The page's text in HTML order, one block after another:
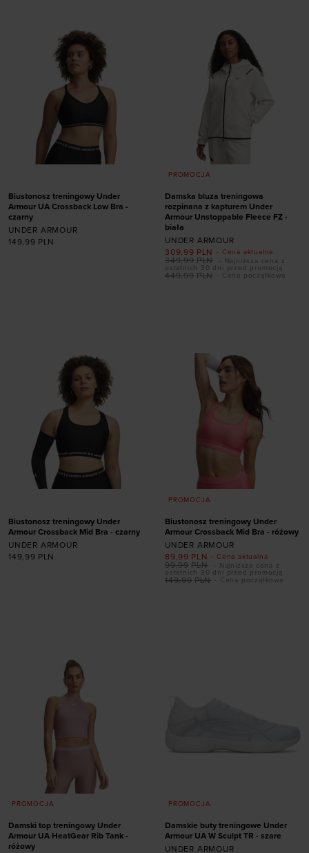
Biustonosz treningowy Under
Armour UA Crossback Low Bra -
czarny
UNDER ARMOUR
149,99 PLN
PROMOCJA
Dodaj produkt w
Damska bluza treningowa
rozpinana z kapturem Under
Armour Unstoppable Fleece FZ -
biała
UNDER ARMOUR
- Cena aktualna
309,99 PLN
- Cena początkowa
449,99 PLN
349,99 PLN
- Najniższa cena z
ostatnich 30 dni przed promocją
Biustonosz treningowy Under
Armour Crossback Mid Bra - czarny
UNDER ARMOUR
149,99 PLN
PROMOCJA
Biustonosz treningowy Under
Armour Crossback Mid Bra - różowy
UNDER ARMOUR
- Cena aktualna
89,99 PLN
- Cena początkowa
149,99 PLN
99,99 PLN
- Najniższa cena z
ostatnich 30 dni przed promocją
PROMOCJA
Damski top treningowy Under
Armour UA HeatGear Rib Tank -
różowy
PROMOCJA
Damskie buty treningowe Under
Armour UA W Sculpt TR - szare
UNDER ARMOUR